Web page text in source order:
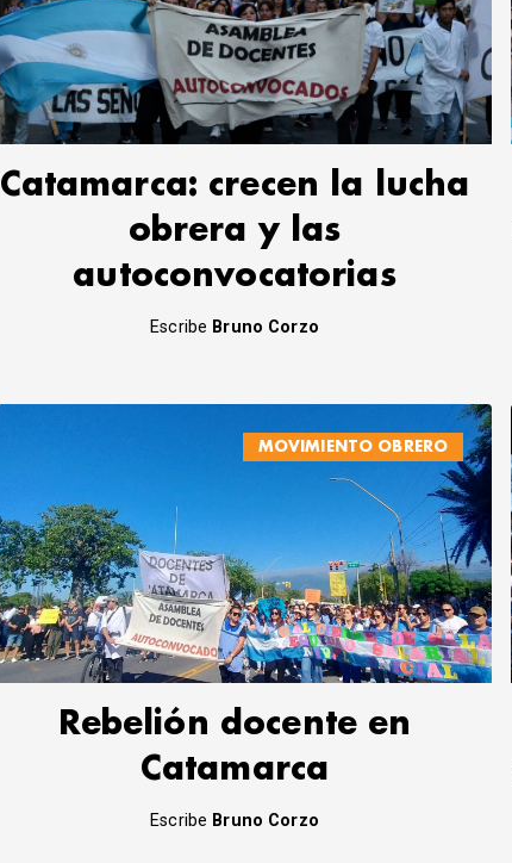
Catamarca: crecen la lucha
obrera y las
autoconvocatorias
Escribe Bruno Corzo
MOVIMIENTO OBRERO
Rebelión docente en
Catamarca
Escribe Bruno Corzo